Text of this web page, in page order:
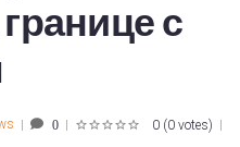
с
0 0 (0 votes)